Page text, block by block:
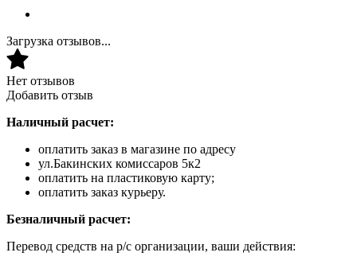
Загрузка отзывов...
Нет отзывов
Добавить отзыв
Наличный расчет:
оплатить заказ в магазине по адресу
ул.Бакинских комиссаров 5к2
оплатить на пластиковую карту;
оплатить заказ курьеру.
Безналичный расчет:
Перевод средств на р/с организации, ваши действия: